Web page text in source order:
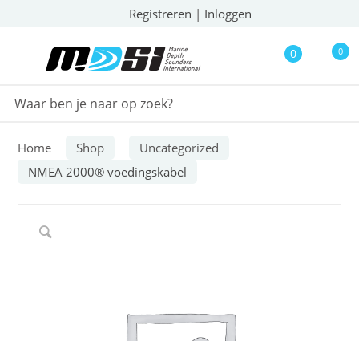
Registreren | Inloggen
0 0
Home Shop
Uncategorized
NMEA 2000® voedingskabel